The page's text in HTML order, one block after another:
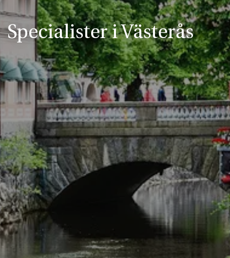
Specialister i Västerås